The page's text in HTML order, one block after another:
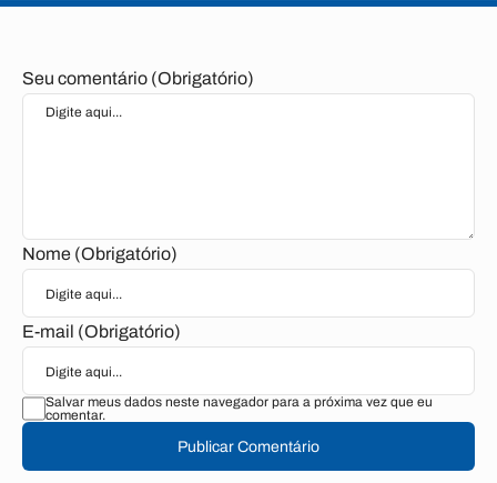
Seu comentário (Obrigatório)
Nome (Obrigatório)
E-mail (Obrigatório)
Salvar meus dados neste navegador para a próxima vez que eu
comentar.
Publicar Comentário